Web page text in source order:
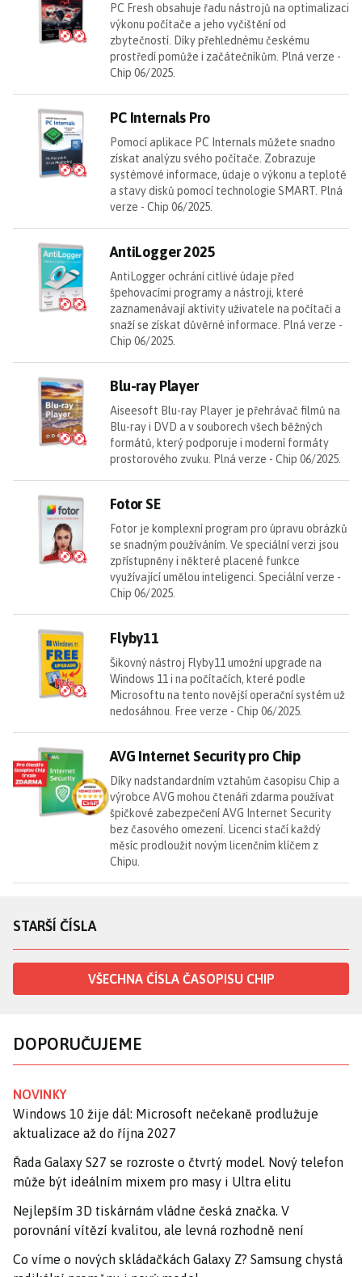
PC Fresh obsahuje řadu nástrojů na optimalizaci
výkonu počítače a jeho vyčištění od
zbytečností. Díky přehlednému českému
prostředí pomůže i začátečníkům. Plná verze -
Chip 06/2025.
PC Internals Pro
Pomocí aplikace PC Internals můžete snadno
získat analýzu svého počítače. Zobrazuje
systémové informace, údaje o výkonu a teplotě
a stavy disků pomocí technologie SMART. Plná
verze - Chip 06/2025.
AntiLogger 2025
AntiLogger ochrání citlivé údaje před
špehovacími programy a nástroji, které
zaznamenávají aktivity uživatele na počítači a
snaží se získat důvěrné informace. Plná verze -
Chip 06/2025.
Blu-ray Player
Aiseesoft Blu-ray Player je přehrávač filmů na
Blu-ray i DVD a v souborech všech běžných
formátů, který podporuje i moderní formáty
prostorového zvuku. Plná verze - Chip 06/2025.
Fotor SE
Fotor je komplexní program pro úpravu obrázků
se snadným používáním. Ve speciální verzi jsou
zpřístupněny i některé placené funkce
využívající umělou inteligenci. Speciální verze -
Chip 06/2025.
Flyby11
Šikovný nástroj Flyby11 umožní upgrade na
Windows 11 i na počítačích, které podle
Microsoftu na tento novější operační systém už
nedosáhnou. Free verze - Chip 06/2025.
AVG Internet Security pro Chip
Díky nadstandardním vztahům časopisu Chip a
výrobce AVG mohou čtenáři zdarma používat
špičkové zabezpečení AVG Internet Security
bez časového omezení. Licenci stačí každý
měsíc prodloužit novým licenčním klíčem z
Chipu.
STARŠÍ ČÍSLA
VŠECHNA ČÍSLA ČASOPISU CHIP
DOPORUČUJEME
NOVINKY
Windows 10 žije dál: Microsoft nečekaně prodlužuje
aktualizace až do října 2027
Řada Galaxy S27 se rozroste o čtvrtý model. Nový telefon
může být ideálním mixem pro masy i Ultra elitu
Nejlepším 3D tiskárnám vládne česká značka. V
porovnání vítězí kvalitou, ale levná rozhodně není
Co víme o nových skládačkách Galaxy Z? Samsung chystá